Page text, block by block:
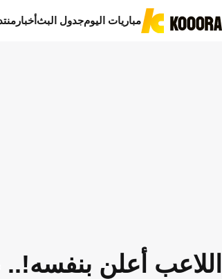
مباريات اليومجدول البثأخبار
اللاعب أعلن